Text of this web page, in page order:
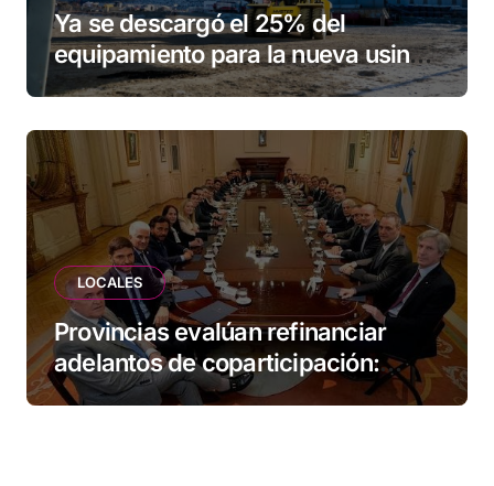
Ya se descargó el 25% del
equipamiento para la nueva usina
de Ushuaia
LOCALES
Provincias evalúan refinanciar
adelantos de coparticipación:
Tierra del Fuego, entre las